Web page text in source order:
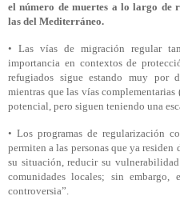
el número de muertes a lo largo de
las del Mediterráneo.
• Las vías de migración regular
importancia en contextos de
refugiados sigue estando muy por
mientras que las vías
potencial, pero siguen teniendo una
• Los programas de regularización
permiten a las personas que ya
su situación, reducir su
comunidades locales; sin embargo,
controversia”.